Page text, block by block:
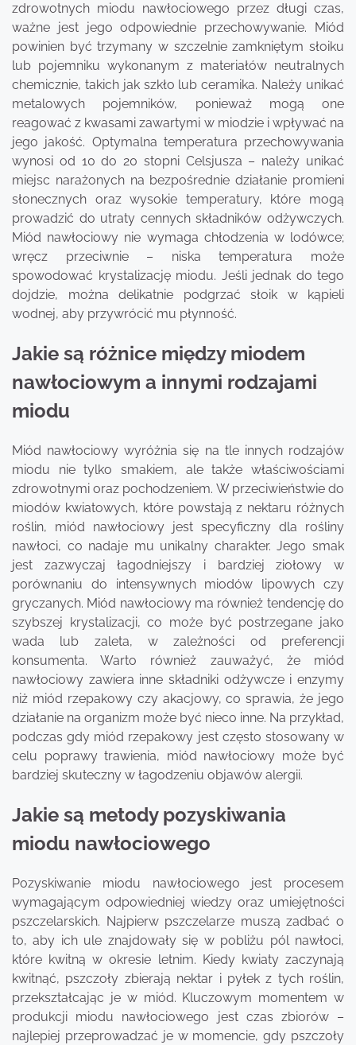
zdrowotnych miodu nawłociowego przez długi czas,
ważne jest jego odpowiednie przechowywanie. Miód
powinien być trzymany w szczelnie zamkniętym słoiku
lub pojemniku wykonanym z materiałów neutralnych
chemicznie, takich jak szkło lub ceramika. Należy unikać
metalowych pojemników, ponieważ mogą one
reagować z kwasami zawartymi w miodzie i wpływać na
jego jakość. Optymalna temperatura przechowywania
wynosi od 10 do 20 stopni Celsjusza – należy unikać
miejsc narażonych na bezpośrednie działanie promieni
słonecznych oraz wysokie temperatury, które mogą
prowadzić do utraty cennych składników odżywczych.
Miód nawłociowy nie wymaga chłodzenia w lodówce;
wręcz przeciwnie – niska temperatura może
spowodować krystalizację miodu. Jeśli jednak do tego
dojdzie, można delikatnie podgrzać słoik w kąpieli
wodnej, aby przywrócić mu płynność.
Jakie są różnice między miodem
nawłociowym a innymi rodzajami
miodu
Miód nawłociowy wyróżnia się na tle innych rodzajów
miodu nie tylko smakiem, ale także właściwościami
zdrowotnymi oraz pochodzeniem. W przeciwieństwie do
miodów kwiatowych, które powstają z nektaru różnych
roślin, miód nawłociowy jest specyficzny dla rośliny
nawłoci, co nadaje mu unikalny charakter. Jego smak
jest zazwyczaj łagodniejszy i bardziej ziołowy w
porównaniu do intensywnych miodów lipowych czy
gryczanych. Miód nawłociowy ma również tendencję do
szybszej krystalizacji, co może być postrzegane jako
wada lub zaleta, w zależności od preferencji
konsumenta. Warto również zauważyć, że miód
nawłociowy zawiera inne składniki odżywcze i enzymy
niż miód rzepakowy czy akacjowy, co sprawia, że jego
działanie na organizm może być nieco inne. Na przykład,
podczas gdy miód rzepakowy jest często stosowany w
celu poprawy trawienia, miód nawłociowy może być
bardziej skuteczny w łagodzeniu objawów alergii.
Jakie są metody pozyskiwania
miodu nawłociowego
Pozyskiwanie miodu nawłociowego jest procesem
wymagającym odpowiedniej wiedzy oraz umiejętności
pszczelarskich. Najpierw pszczelarze muszą zadbać o
to, aby ich ule znajdowały się w pobliżu pól nawłoci,
które kwitną w okresie letnim. Kiedy kwiaty zaczynają
kwitnąć, pszczoły zbierają nektar i pyłek z tych roślin,
przekształcając je w miód. Kluczowym momentem w
produkcji miodu nawłociowego jest czas zbiorów –
najlepiej przeprowadzać je w momencie, gdy pszczoły